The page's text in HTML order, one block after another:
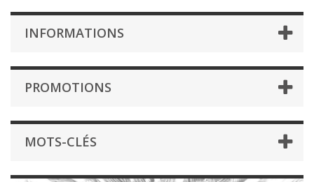
INFORMATIONS
PROMOTIONS
MOTS-CLÉS